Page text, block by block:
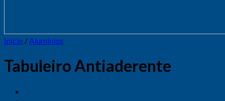
Início /Alumínios
Tabuleiro Antiaderente